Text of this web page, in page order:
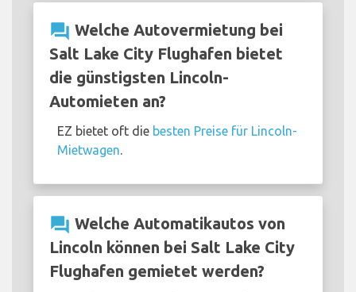
question_answer Welche Autovermietung bei
Salt Lake City Flughafen bietet
die günstigsten Lincoln-
Automieten an?
EZ bietet oft die besten Preise für Lincoln-
Mietwagen.
question_answer Welche Automatikautos von
Lincoln können bei Salt Lake City
Flughafen gemietet werden?